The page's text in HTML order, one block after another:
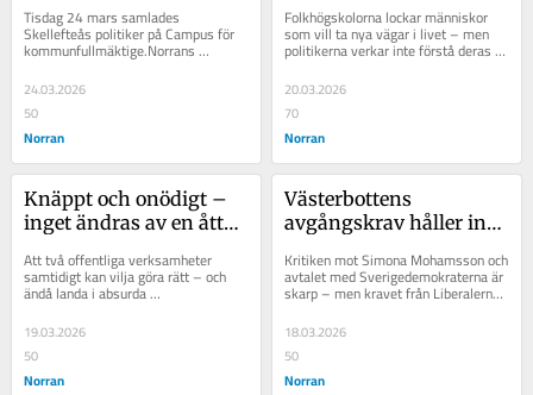
Tisdag 24 mars samlades
Skellefteås politiker på Campus för
kommunfullmäktige.Norrans
politiska redaktör, Andreas
Westerberg, kommenterade...
24.03.2026
50
Norran
Folkhögskolorna lockar människor
som vill ta nya vägar i livet – men
politikerna verkar inte förstå deras
värde. När L och SD nu lovar...
20.03.2026
70
Norran
Knäppt och onödigt –
inget ändras av en åtta
Att två offentliga verksamheter
samtidigt kan vilja göra rätt – och
ändå landa i absurda
hur illa...
19.03.2026
50
Norran
Västerbottens
avgångskrav håller inte
alternativ
Kritiken mot Simona Mohamsson och
avtalet med Sverigedemokraterna är
skarp – men kravet från Liberalerna i
Västerbotten på ett snabbt
ledarbyte...
18.03.2026
50
Norran